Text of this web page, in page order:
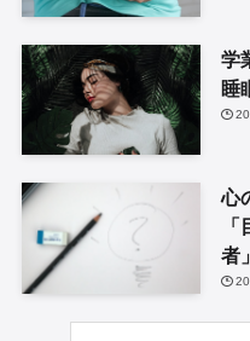
学
睡
心
者」